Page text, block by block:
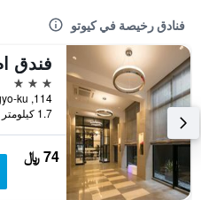
فنادق رخيصة في كيوتو
3 نجوم
1.7 كيلومتر عن وسط المدينة
74 ﷼